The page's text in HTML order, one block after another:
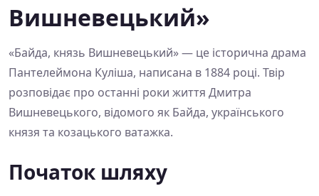
Вишневецький»
«Байда, князь Вишневецький» — це історична драма
Пантелеймона Куліша, написана в 1884 році. Твір
розповідає про останні роки життя Дмитра
Вишневецького, відомого як Байда, українського
князя та козацького ватажка.
Початок шляху